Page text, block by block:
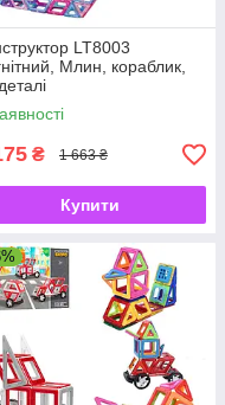
LT8003
Млин, кораблик,
Magical/LIMO TOY
₴ 1 663 ₴
Купити